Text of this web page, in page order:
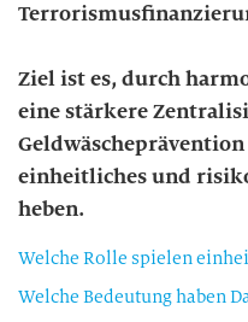
Ziel ist es, durch
eine stärkere
einheitliches und
heben.